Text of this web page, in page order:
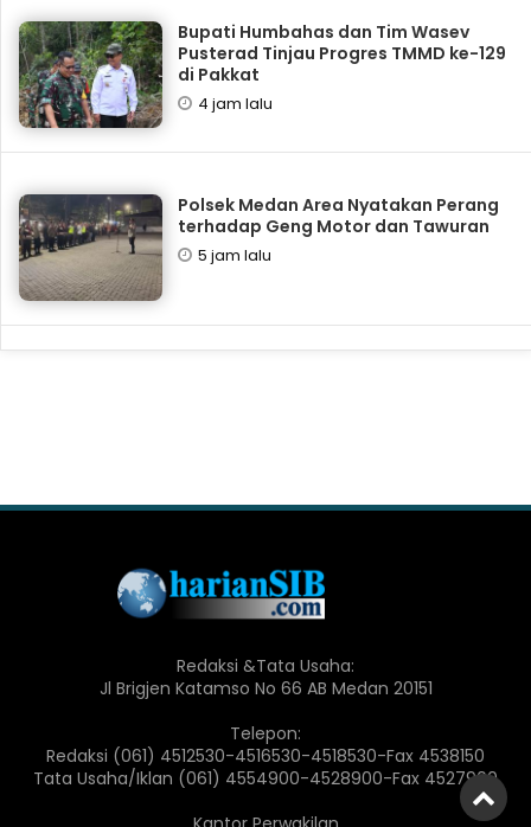
Bupati Humbahas dan Tim Wasev
Pusterad Tinjau Progres TMMD ke-129
di Pakkat
4 jam lalu
Polsek Medan Area Nyatakan Perang
terhadap Geng Motor dan Tawuran
5 jam lalu
Redaksi &Tata Usaha:
Jl Brigjen Katamso No 66 AB Medan 20151
Telepon:
Redaksi (061) 4512530-4516530-4518530-Fax 4538150
Tata Usaha/Iklan (061) 4554900-4528900-Fax 4527900